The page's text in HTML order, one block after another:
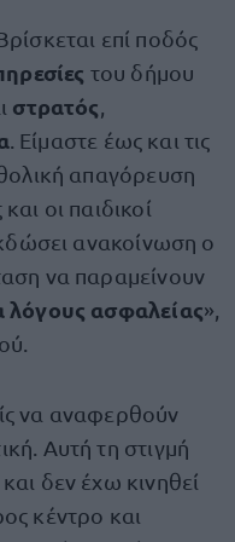
Βρίσκεται επί ποδός
του δήμου
στρατός
. Είμαστε έως και τις
απαγόρευση
οι παιδικοί
ανακοίνωση ο
να παραμείνουν
λόγους ασφαλείας»,
να αναφερθούν
Αυτή τη στιγμή
δεν έχω κινηθεί
κέντρο και